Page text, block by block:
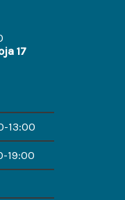
17
13:00
19:00